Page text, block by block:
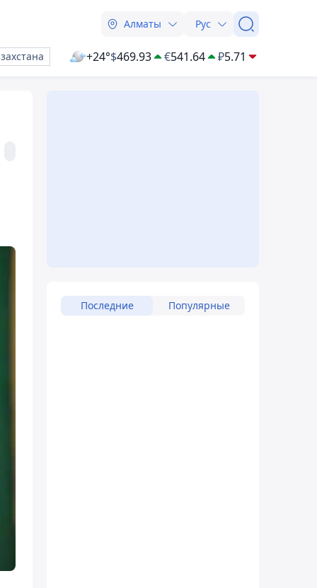
Алматы Рус
+24°$469.93 €541.64 ₽5.71
Последние Популярные